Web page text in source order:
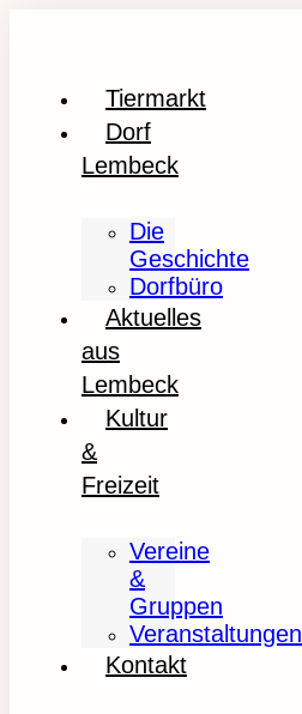
Tiermarkt
Dorf
Lembeck
Die
Geschichte
Dorfbüro
Aktuelles
aus
Lembeck
Kultur
&
Freizeit
Vereine
&
Gruppen
Veranstaltungen
Kontakt